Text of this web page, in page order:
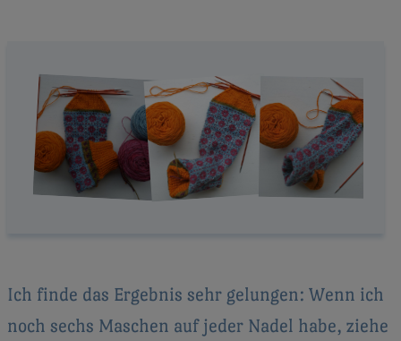
Ich finde das Ergebnis sehr gelungen: Wenn ich
noch sechs Maschen auf jeder Nadel habe, ziehe